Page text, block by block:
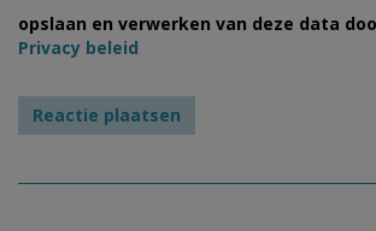
opslaan en verwerken van deze data
Privacy beleid